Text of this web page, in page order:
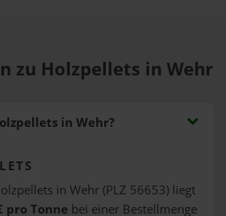
zu Holzpellets in Wehr
in Wehr?
in Wehr (PLZ 56653) liegt
pro Tonne bei einer Bestellmenge